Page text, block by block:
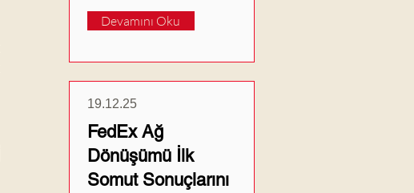
Devamını Oku
19.12.25
FedEx Ağ
Dönüşümü İlk
Somut Sonuçlarını